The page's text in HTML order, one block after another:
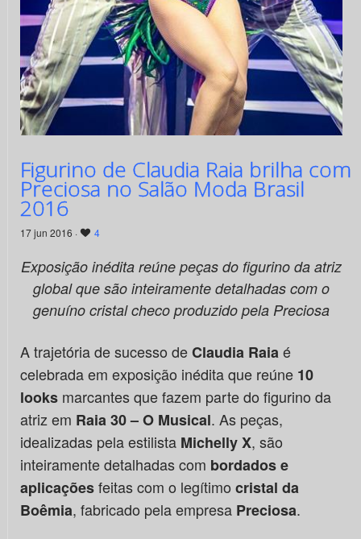
Figurino de Claudia Raia brilha com
Preciosa no Salão Moda Brasil
2016
17 jun 2016 · 4
Exposição inédita reúne peças do figurino da atriz
global que são inteiramente detalhadas com o
genuíno cristal checoproduzido pela Preciosa
A trajetória de sucesso deClaudia Raiaé
celebrada em exposição inédita que reúne 10
looksmarcantes que fazem parte do figurino da
atriz em Raia 30 – O Musical. As peças,
idealizadas pela estilista Michelly X, são
inteiramente detalhadas com bordados e
aplicaçõesfeitas com o legítimo cristal da
Boêmia, fabricado pela empresa Preciosa.